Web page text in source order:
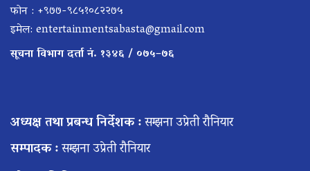
फोन : +९७७-९८५१०८२२७५
इमेल: entertainmentsabasta@gmail.com
सूचना विभाग दर्ता नं. १३४६ / ०७५–७६
अध्यक्ष तथा प्रबन्ध निर्देशक :सम्झना उप्रेती रौनियार
सम्पादक :सम्झना उप्रेती रौनियार